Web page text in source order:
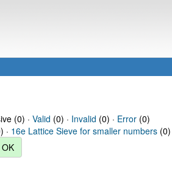
(0) · Valid (0) · Invalid (0) · Error(0)
· 16e Lattice Sieve for smaller numbers (0)